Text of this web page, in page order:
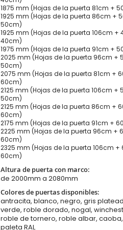
Fargo 12C
1875 mm (Hojas de la puerta 81cm +
1925 mm (Hojas de la puerta 86cm +
50cm)
1925 mm (Hojas de la puerta 106cm
40cm)
1975 mm (Hojas de la puerta 91cm +
2025 mm (Hojas de la puerta 96cm +
50cm)
2075 mm (Hojas de la puerta 81cm +
60cm)
2125 mm (Hojas de la puerta 106cm
50cm)
2125 mm (Hojas de la puerta 86cm +
60cm)
2175 mm (Hojas de la puerta 91cm +
2225 mm (Hojas de la puerta 96cm +
60cm)
2325 mm (Hojas de la puerta 106cm
60cm)
Altura de puerta con marco:
de 2000mm a 2080mm
Colores de puertas disponibles:
antracita, blanco, negro, gris
verde, roble dorado, nogal,
roble de tornero, roble albar,
paleta RAL